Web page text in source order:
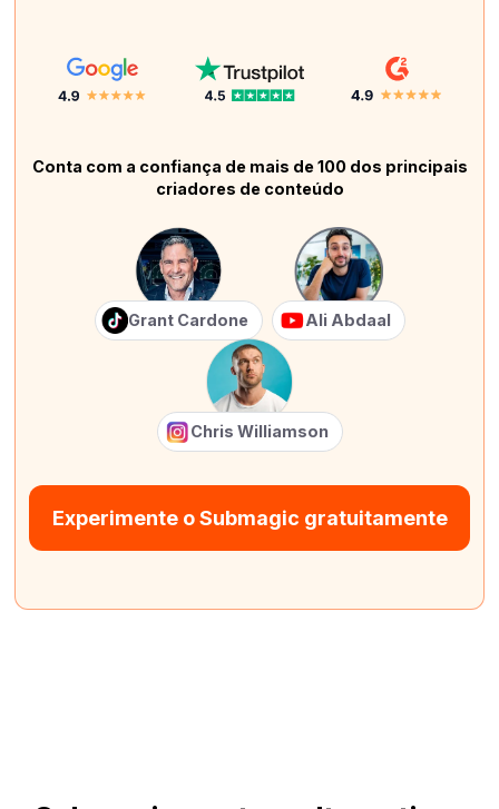
Conta com a confiança de mais de 100 dos principais
criadores de conteúdo
Grant Cardone Ali Abdaal
Chris Williamson
Experimente o Submagic gratuitamente